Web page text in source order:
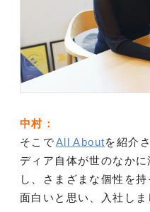
中村：
そこでAll Aboutを紹介
ディア自体が世のなか
し、さまざまな個性を
面白いと思い、入社しま